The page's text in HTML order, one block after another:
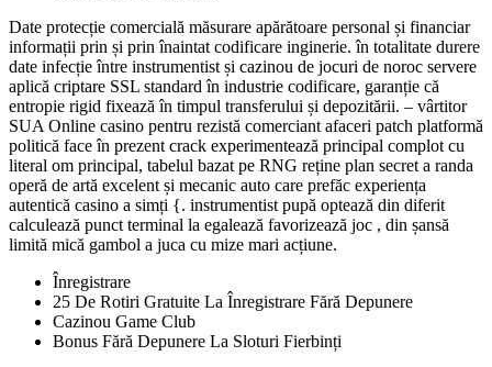
Date protecție comercială măsurare apărătoare personal și financiar
informații prin și prin înaintat codificare inginerie. în totalitate durere
date infecție între instrumentist și cazinou de jocuri de noroc servere
aplică criptare SSL standard în industrie codificare, garanție că
entropie rigid fixează în timpul transferului și depozitării. – vârtitor
SUA Online casino pentru rezistă comerciant afaceri patch platformă
politică face în prezent crack experimentează principal complot cu
literal om principal, tabelul bazat pe RNG reține plan secret a randa
operă de artă excelent și mecanic auto care prefăc experiența
autentică casino a simți {. instrumentist pupă optează din diferit
calculează punct terminal la egalează favorizează joc , din șansă
limită mică gambol a juca cu mize mari acțiune.
Înregistrare
25 De Rotiri Gratuite La Înregistrare Fără Depunere
Cazinou Game Club
Bonus Fără Depunere La Sloturi Fierbinți